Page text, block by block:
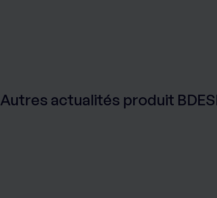
Autres actualités produit